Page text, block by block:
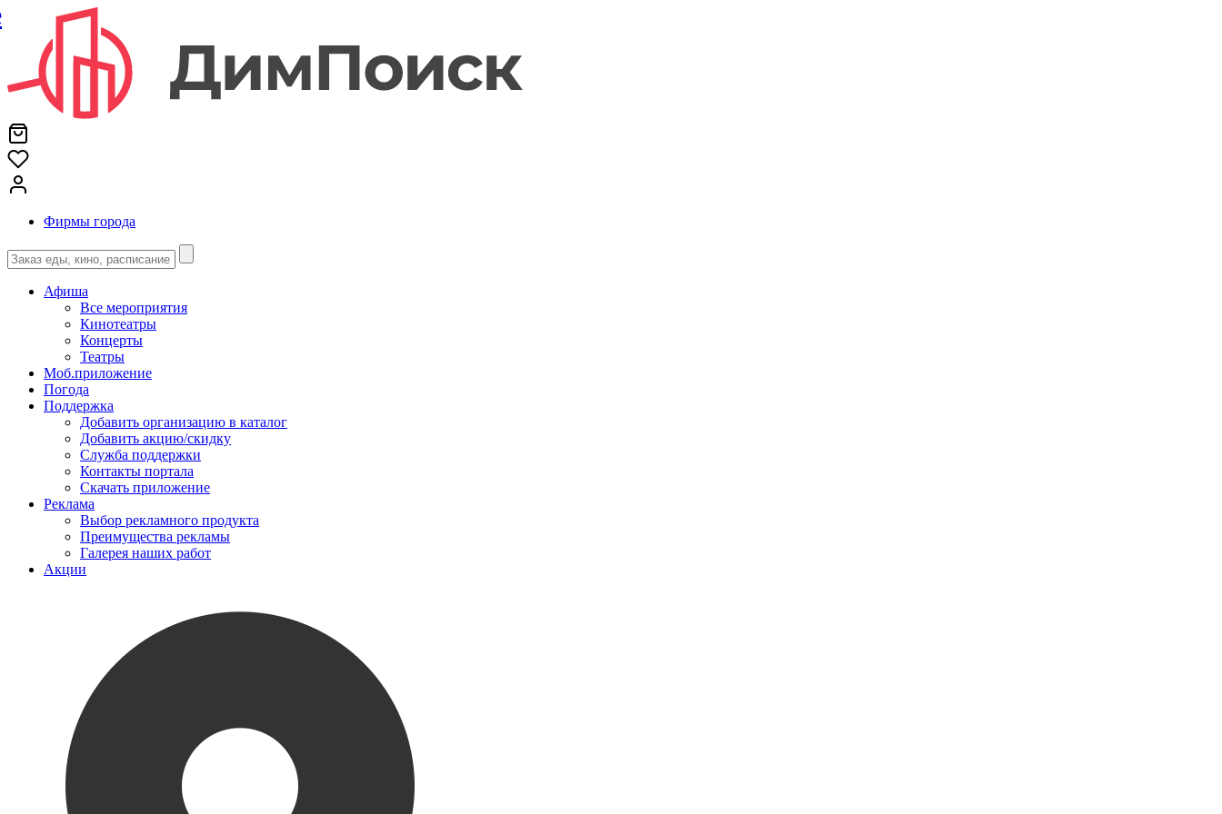
Фирмы города
Афиша
Все мероприятия
Кинотеатры
Концерты
Театры
Моб.приложение
Погода
Поддержка
Добавить организацию в каталог
Добавить акцию/скидку
Служба поддержки
Контакты портала
Скачать приложение
Реклама
Выбор рекламного продукта
Преимущества рекламы
Галерея наших работ
Акции